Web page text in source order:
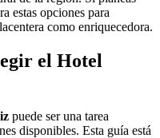
estas opciones para
como enriquecedora.
el Hotel
puede ser una tarea
disponibles. Esta guía está